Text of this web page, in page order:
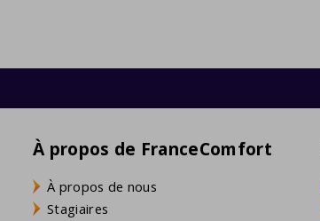
À propos de FranceComfort
À propos de nous
Stagiaires